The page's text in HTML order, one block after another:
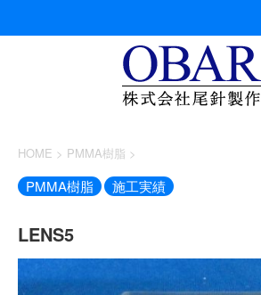
HOME > PMMA樹脂 >
PMMA樹脂 施工実績
LENS5